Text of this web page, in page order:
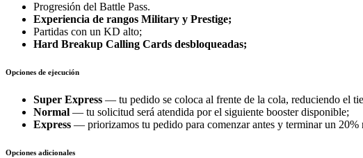
Progresión del Battle Pass.
Experiencia de rangos Military y Prestige;
Partidas con un KD alto;
Hard Breakup Calling Cards desbloqueadas;
Opciones de ejecución
Super Express — tu pedido se coloca al frente de la cola, reduciendo el
Normal — tu solicitud será atendida por el siguiente booster disponible;
Express — priorizamos tu pedido para comenzar antes y terminar un 20%
Opciones adicionales